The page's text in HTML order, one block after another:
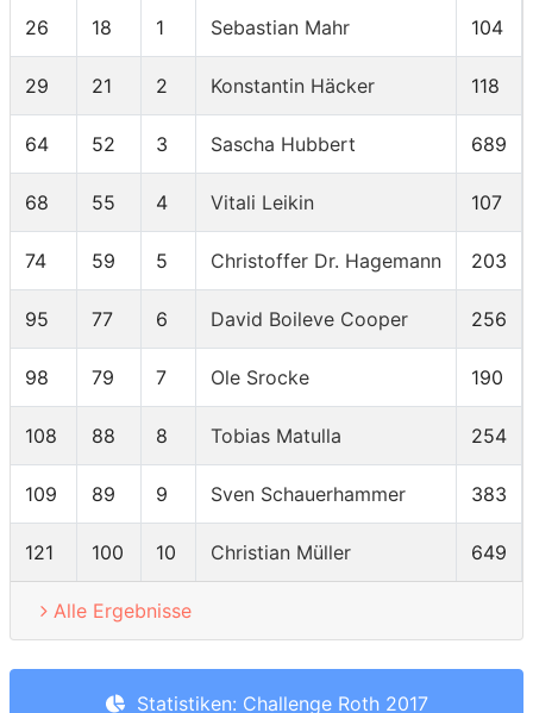
26 18 1 Sebastian Mahr 104
29 21 2 Konstantin Häcker 118
64 52 3 Sascha Hubbert 689
68 55 4 Vitali Leikin 107
74 59 5 Christoffer Dr. Hagemann 203
95 77 6 David Boileve Cooper 256
98 79 7 Ole Srocke 190
108 88 8 Tobias Matulla 254
109 89 9 Sven Schauerhammer 383
121 100 10 Christian Müller 649
Alle Ergebnisse
Statistiken: Challenge Roth 2017